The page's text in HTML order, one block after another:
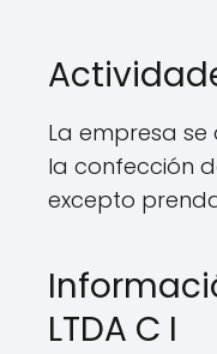
La empresa
la confección
excepto
LTDA C I